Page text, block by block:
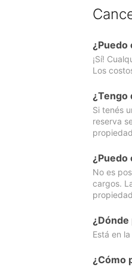
¿Puedo
¡Sí!
Los
¿Tengo
Si tenés
reserva
¿Puedo
No es
cargos.
Está en
¿Cómo